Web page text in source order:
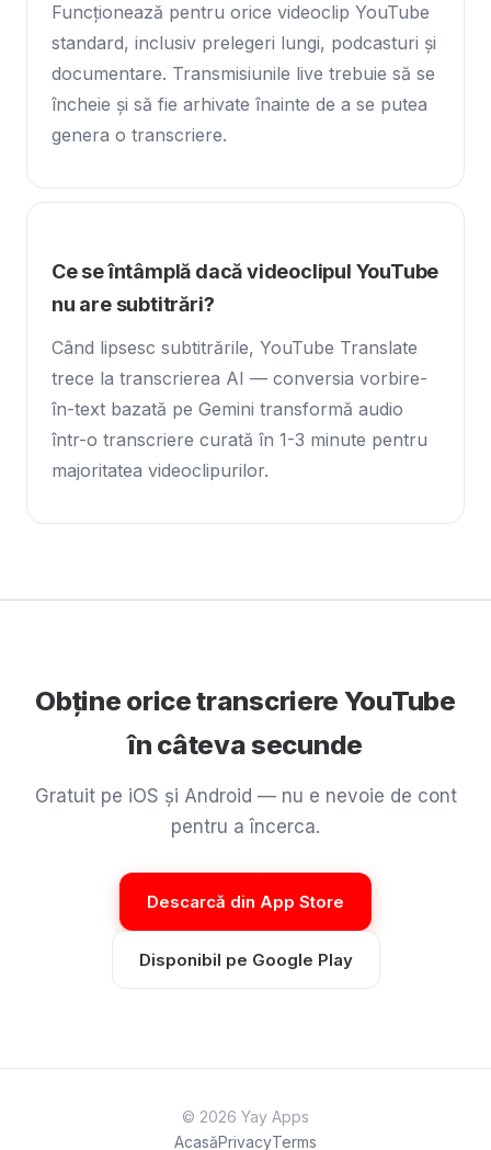
Funcționează pentru orice videoclip YouTube
standard, inclusiv prelegeri lungi, podcasturi și
documentare. Transmisiunile live trebuie să se
încheie și să fie arhivate înainte de a se putea
genera o transcriere.
Ce se întâmplă dacă videoclipul YouTube
nu are subtitrări?
Când lipsesc subtitrările, YouTube Translate
trece la transcrierea AI — conversia vorbire-
în-text bazată pe Gemini transformă audio
într-o transcriere curată în 1-3 minute pentru
majoritatea videoclipurilor.
Obține orice transcriere YouTube
în câteva secunde
Gratuit pe iOS și Android — nu e nevoie de cont
pentru a încerca.
Descarcă din App Store
Disponibil pe Google Play
© 2026 Yay Apps
AcasăPrivacyTerms